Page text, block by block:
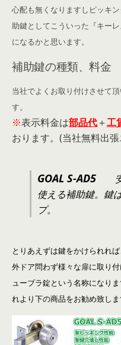
心配も無くなりますしピッキ
助鍵としてこういった『キー
になるかと思います。
補助鍵の種類、料金
当社でよくお取り付けさせて
す。
※表示料金は部品代＋工
おります。(当社無料出
GOAL S-AD5 安
使える補助鍵。鍵
プ。
とりあえずは鍵をかけられれ
外ドア問わず様々な扉に取り
ューブラ錠という名称になり
れより下の商品をお勧め致しま